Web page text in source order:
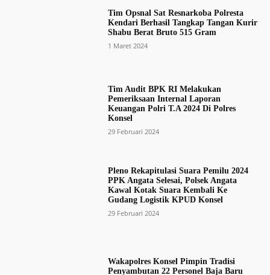
Tim Opsnal Sat Resnarkoba Polresta
Kendari Berhasil Tangkap Tangan Kurir
Shabu Berat Bruto 515 Gram
1 Maret 2024
Tim Audit BPK RI Melakukan
Pemeriksaan Internal Laporan
Keuangan Polri T.A 2024 Di Polres
Konsel
29 Februari 2024
Pleno Rekapitulasi Suara Pemilu 2024
PPK Angata Selesai, Polsek Angata
Kawal Kotak Suara Kembali Ke
Gudang Logistik KPUD Konsel
29 Februari 2024
Wakapolres Konsel Pimpin Tradisi
Penyambutan 22 Personel Baja Baru